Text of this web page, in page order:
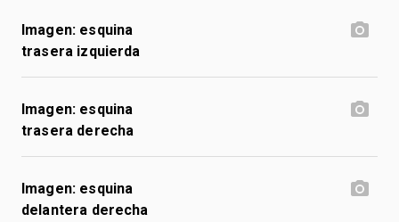
Imagen: esquina
trasera izquierda
Imagen: esquina
trasera derecha
Imagen: esquina
delantera derecha